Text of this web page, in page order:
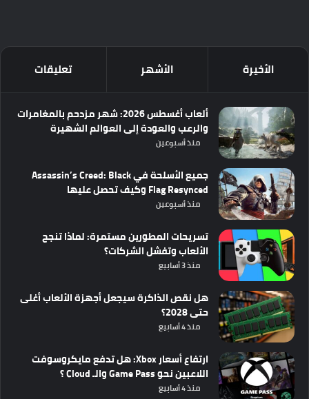
الأخيرة الأشهر تعليقات
ألعاب أغسطس 2026: شهر مزدحم بالمغامرات
والرعب والعودة إلى العوالم الشهيرة
منذ أسبوعين
جميع الأسلحة في Assassin’s Creed: Black
Flag Resynced وكيف تحصل عليها
منذ أسبوعين
تسريحات المطورين مستمرة: لماذا تنجح
الألعاب وتفشل الشركات؟
منذ 3 أسابيع
هل نقص الذاكرة سيجعل أجهزة الألعاب أغلى
حتى 2028؟
منذ 4 أسابيع
ارتفاع أسعار Xbox: هل تدفع مايكروسوفت
اللاعبين نحو Game Pass والـ Cloud ؟
منذ 4 أسابيع